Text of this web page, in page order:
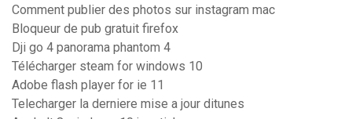
Comment publier des photos sur instagram mac
Bloqueur de pub gratuit firefox
Dji go 4 panorama phantom 4
Télécharger steam for windows 10
Adobe flash player for ie 11
Telecharger la derniere mise a jour ditunes